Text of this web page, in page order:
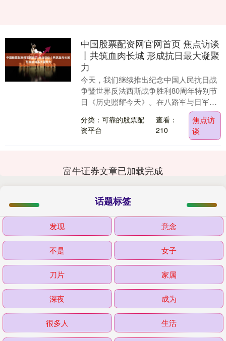
中国股票配资网官网首页 焦点访谈
丨共筑血肉长城 形成抗日最大凝聚
力
今天，我们继续推出纪念中国人民抗日战
争暨世界反法西斯战争胜利80周年特别节
目《历史照耀今天》。在八路军与日军展
开殊死搏斗的同时，根据地民众自发组建
起规模空前的“....
分类：可靠的股票配
资平台
查看：
210
焦点访
谈
富牛证券文章已加载完成
话题标签
发现 意念
不是 女子
刀片 家属
深夜 成为
很多人 生活